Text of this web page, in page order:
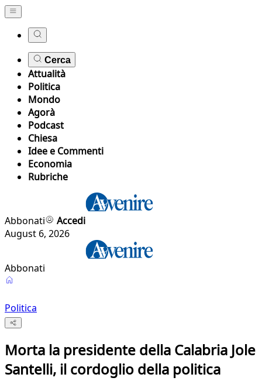
Cerca
Attualità
Politica
Mondo
Agorà
Podcast
Chiesa
Idee e Commenti
Economia
Rubriche
Abbonati
Accedi
August 6, 2026
Abbonati
Politica
Morta la presidente della Calabria Jole
Santelli, il cordoglio della politica